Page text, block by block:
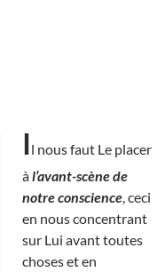
Il nous faut Le placer
àl’avant-scène de
notre conscience , ceci
en nous concentrant
sur Lui avant toutes
choses et en